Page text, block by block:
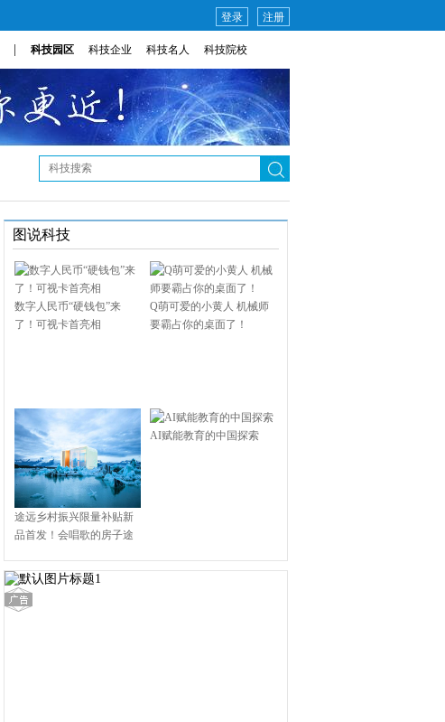
注册
登录
科技园区 科技企业 科技名人 科技院校
图说科技
数字人民币“硬钱包”来
了！可视卡首亮相
Q萌可爱的小黄人 机械师
要霸占你的桌面了！
途远乡村振兴限量补贴新
品首发！会唱歌的房子途
AI赋能教育的中国探索